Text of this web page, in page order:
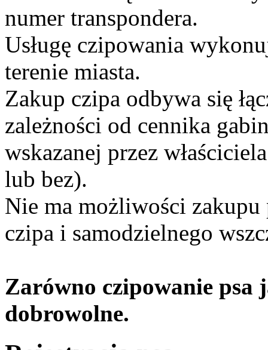
numer transpondera.
Usługę czipowania
terenie miasta.
Zakup czipa odbywa się
zależności od cennika
wskazanej przez
lub bez).
Nie ma możliwości zakupu
czipa i samodzielnego
Zarówno czipowanie psa
dobrowolne.